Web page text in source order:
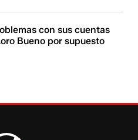
con sus cuentas
Bueno por supuesto